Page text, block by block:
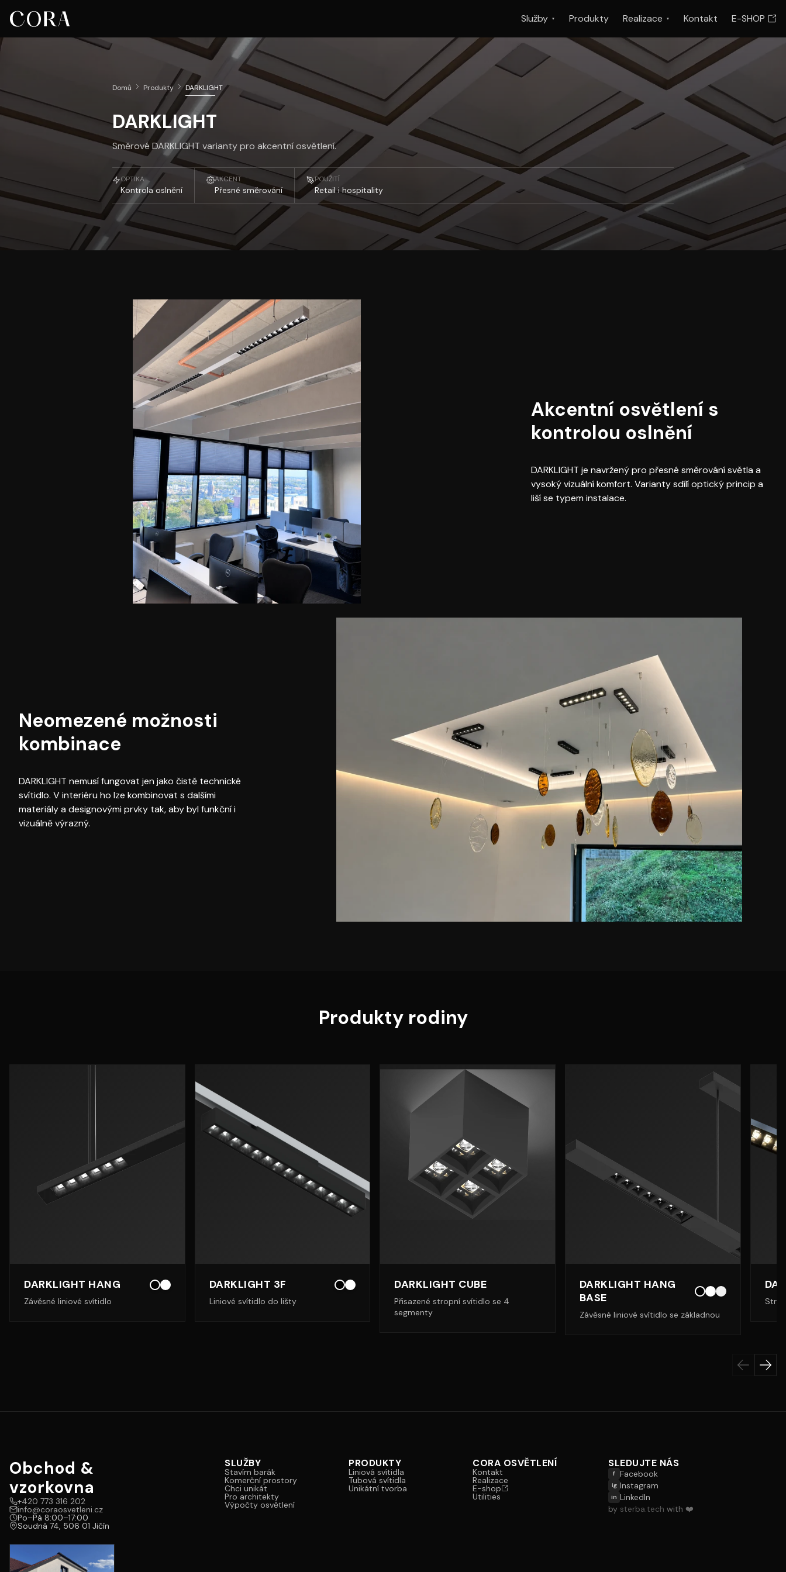
Služby Produkty Realizace Kontakt E-SHOP
Domů Produkty DARKLIGHT
DARKLIGHT
Směrové DARKLIGHT varianty pro akcentní osvětlení.
OPTIKA
Kontrola oslnění
AKCENT
Přesné směrování
POUŽITÍ
Retail i hospitality
Akcentní osvětlení s
kontrolou oslnění
DARKLIGHT je navržený pro přesné směrování světla a
vysoký vizuální komfort. Varianty sdílí optický princip a
liší se typem instalace.
Neomezené možnosti
kombinace
DARKLIGHT nemusí fungovat jen jako čistě technické
svítidlo. V interiéru ho lze kombinovat s dalšími
materiály a designovými prvky tak, aby byl funkční i
vizuálně výrazný.
Produkty rodiny
DARKLIGHT HANG
Závěsné liniové svítidlo
DARKLIGHT 3F
Liniové svítidlo do lišty
DARKLIGHT CUBE
Přisazené stropní svítidlo se 4
segmenty
DARKLIGHT HANG
BASE
Závěsné liniové svítidlo se základnou
Obchod &
vzorkovna
+420 773 316 202
info@coraosvetleni.cz
Po–Pá 8:00–17:00
Soudná 74, 506 01 Jičín
SLUŽBY
Stavím barák
Komerční prostory
Chci unikát
Pro architekty
Výpočty osvětlení
PRODUKTY
Liniová svítidla
Tubová svítidla
Unikátní tvorba
CORA OSVĚTLENÍ
Kontakt
Realizace
E-shop
Utilities
SLEDUJTE NÁS
f Facebook
ig Instagram
in LinkedIn
by sterba.tech with ❤️